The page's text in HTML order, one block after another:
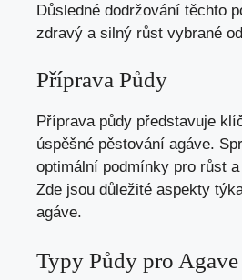
Důsledné dodržování těchto
zdravý a silný růst vybrané
Příprava Půdy
Příprava půdy představuje
úspěšné pěstování agáve.
optimální podmínky pro růst
Zde jsou důležité aspekty
agáve.
Typy Půdy pro Agave